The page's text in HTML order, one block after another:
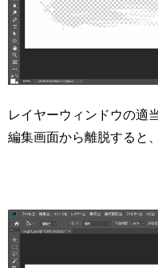
レイヤーウィンドウの適
編集画面から離脱すると